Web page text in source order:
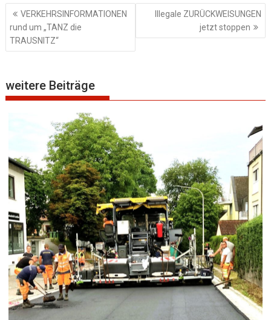
Beitragsnavigation
VERKEHRSINFORMATIONEN
rund um „TANZ die
TRAUSNITZ“
Illegale ZURÜCKWEISUNGEN
jetzt stoppen
weitere Beiträge